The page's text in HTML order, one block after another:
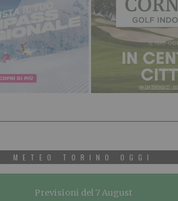
METEO TORINO OGGI
Previsioni del 7 August